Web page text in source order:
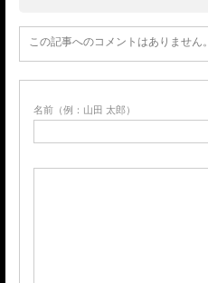
この記事へのコメントはありません。
名前（例：山田 太郎）